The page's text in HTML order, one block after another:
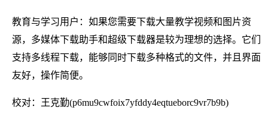
教育与学习用户：如果您需要下载大量教学视频和图片资
源，多媒体下载助手和超级下载器是较为理想的选择。它们
支持多线程下载，能够同时下载多种格式的文件，并且界面
友好，操作简便。
校对：王克勤(p6mu9cwfoix7yfddy4eqtueborc9vr7b9b)